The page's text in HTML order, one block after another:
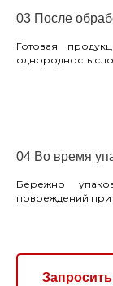
03 После
Готовая
однородность
04 Во время
Бережно
повреждений при